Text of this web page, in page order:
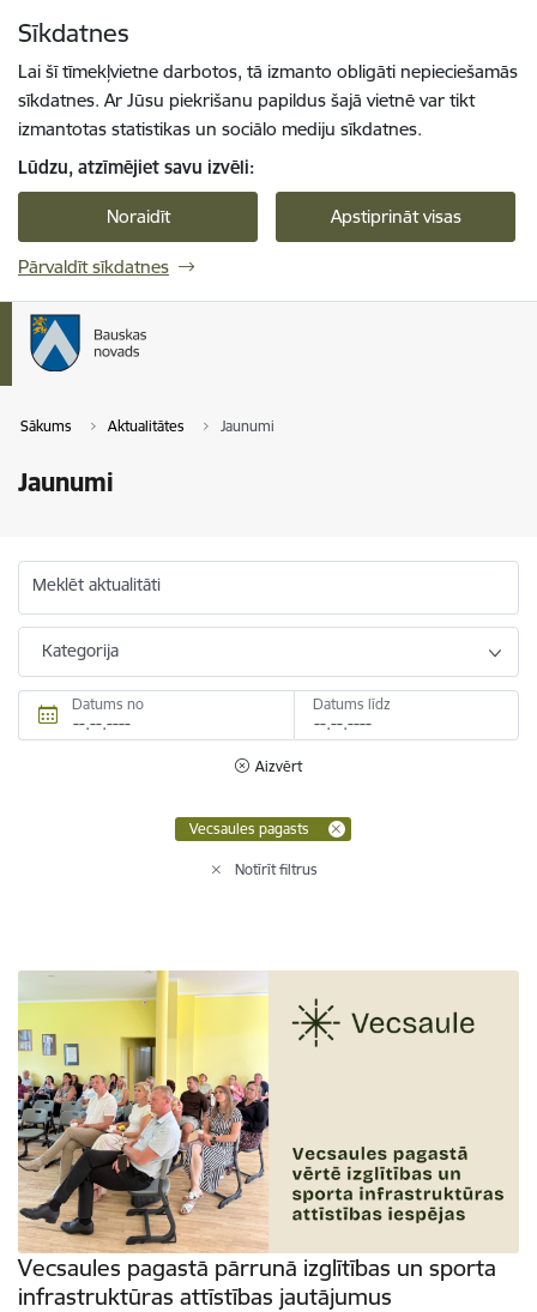
Sīkdatnes
Lai šī tīmekļvietne darbotos, tā izmanto obligāti nepieciešamās
sīkdatnes. Ar Jūsu piekrišanu papildus šajā vietnē var tikt
izmantotas statistikas un sociālo mediju sīkdatnes.
Lūdzu, atzīmējiet savu izvēli:
Noraidīt Apstiprināt visas
Pārvaldīt sīkdatnes
Sākums Aktualitātes Jaunumi
Jaunumi
Meklēt aktualitāti
Kategorija
Datums no Datums līdz
Aizvērt
Vecsaules pagasts
Notīrīt filtrus
Vecsaules pagastā pārrunā izglītības un sporta
infrastruktūras attīstības jautājumus